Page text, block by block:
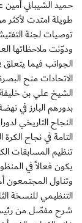
حميد الشيباني أمين
طويلة امتدت
توصيات لجنة
ودوّنت ملاحظاتها
الجوانب فيما يتعلق
الاتحادات منح
الشيخ علي بن خليفة
بدورهم البارز في
النجاح التاريخي
التامة في نجاح
تنظيم المسابقات
يكون فعالاً في
وتناول المجتمعون
التنظيمي للنسخة
شرح مفصّل من رئيس